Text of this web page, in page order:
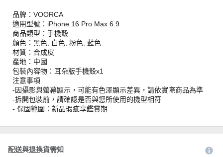
品牌：VOORCA
適用型號：iPhone 16 Pro Max 6.9
商品類型：手機殼
顏色：黑色, 白色, 粉色, 藍色
材質：合成皮
產地：中國
包裝內容物：耳朵版手機殼x1
注意事項
-因攝影與螢幕顯示，可能有色澤顯示差異，請依實際商品為準
-拆開包裝前，請確認是否與您所使用的機型相符
- 保固範圍：新品瑕疵享鑑賞期
配送與退換貨需知